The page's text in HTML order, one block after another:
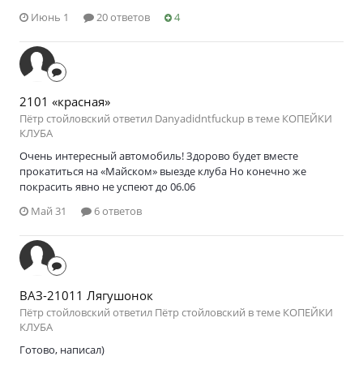
Июнь 1
20 ответов 4
2101 «красная»
Пётр стойловский ответил Danyadidntfuckup в теме КОПЕЙКИ
КЛУБА
Очень интересный автомобиль! Здорово будет вместе
прокатиться на «Майском» выезде клуба Но конечно же
покрасить явно не успеют до 06.06
Май 31
6 ответов
ВАЗ-21011 Лягушонок
Пётр стойловский ответил Пётр стойловский в теме КОПЕЙКИ
КЛУБА
Готово, написал)